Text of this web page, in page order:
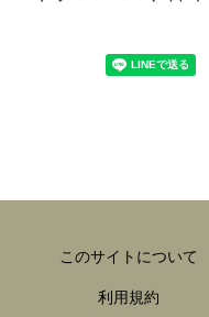
このサイトについて
利用規約